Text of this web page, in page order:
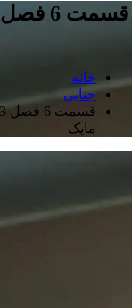
خانه
جنایی
مایک